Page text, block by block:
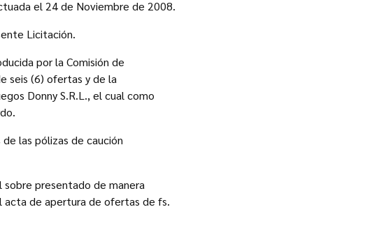
el 24 de Noviembre de 2008.
Licitación.
por la Comisión de
seis (6) ofertas y de la
Donny S.R.L., el cual como
las pólizas de caución
presentado de manera
acta de apertura de ofertas de fs.